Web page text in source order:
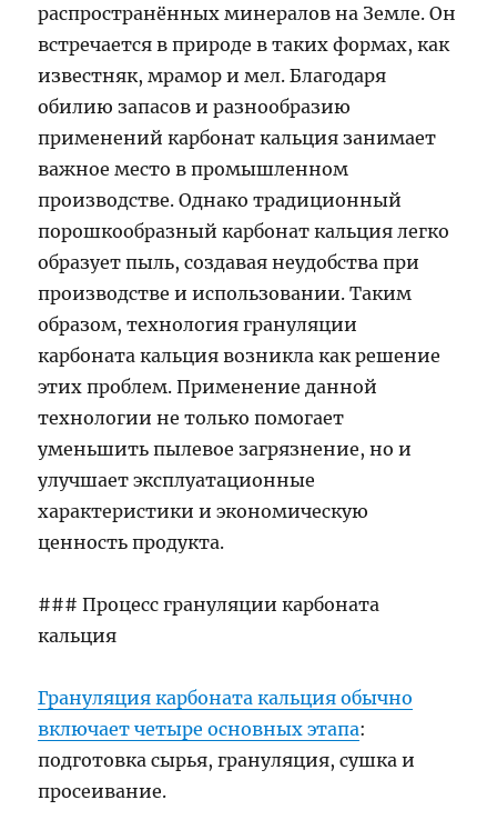
распространённых минералов на Земле. Он
встречается в природе в таких формах, как
известняк, мрамор и мел. Благодаря
обилию запасов и разнообразию
применений карбонат кальция занимает
важное место в промышленном
производстве. Однако традиционный
порошкообразный карбонат кальция легко
образует пыль, создавая неудобства при
производстве и использовании. Таким
образом, технология грануляции
карбоната кальция возникла как решение
этих проблем. Применение данной
технологии не только помогает
уменьшить пылевое загрязнение, но и
улучшает эксплуатационные
характеристики и экономическую
ценность продукта.
### Процесс грануляции карбоната
кальция
Грануляция карбоната кальция обычно
включает четыре основных этапа:
подготовка сырья, грануляция, сушка и
просеивание.